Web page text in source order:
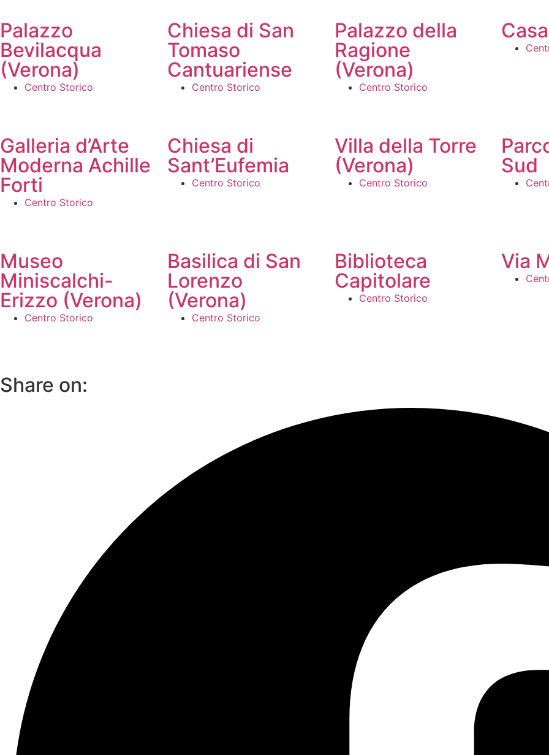
Palazzo
Bevilacqua
(Verona)
Centro Storico
Chiesa di San
Tomaso
Cantuariense
Centro Storico
Palazzo della
Ragione
(Verona)
Centro Storico
Galleria d’Arte
Moderna Achille
Forti
Centro Storico
Chiesa di
Sant’Eufemia
Centro Storico
Villa della Torre
(Verona)
Centro Storico
Sud
Museo
Miniscalchi-
Erizzo (Verona)
Centro Storico
Basilica di San
Lorenzo
(Verona)
Centro Storico
Biblioteca
Capitolare
Centro Storico
Via
Share on: